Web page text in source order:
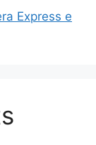
Express e